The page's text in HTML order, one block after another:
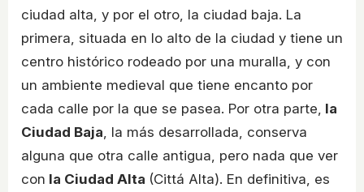
ciudad alta, y por el otro, la ciudad baja. La
primera, situada en lo alto de la ciudad y tiene un
centro histórico rodeado por una muralla, y con
un ambiente medieval que tiene encanto por
cada calle por la que se pasea. Por otra parte, la
Ciudad Baja , la más desarrollada, conserva
alguna que otra calle antigua, pero nada que ver
con la Ciudad Alta (Cittá Alta). En definitiva, es